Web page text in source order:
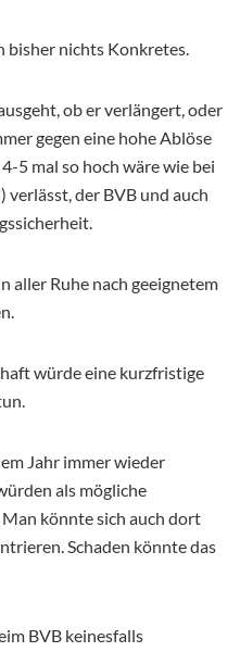
bisher nichts Konkretes.
ob er verlängert, oder
gegen eine hohe Ablöse
5 mal so hoch wäre wie bei
der BVB und auch
aller Ruhe nach geeignetem
würde eine kurzfristige
Jahr immer wieder
als mögliche
könnte sich auch dort
Schaden könnte das
BVB keinesfalls